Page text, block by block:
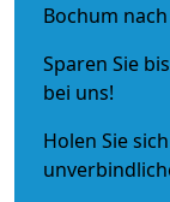
Bochum
Sparen Sie
bei uns!
Holen Sie